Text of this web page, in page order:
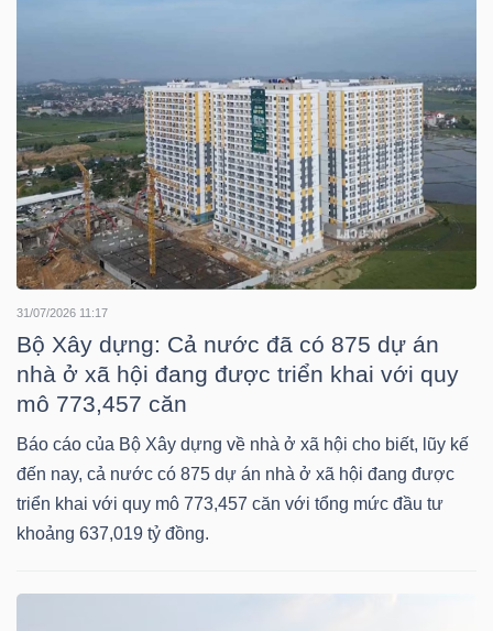
31/07/2026 11:17
Bộ Xây dựng: Cả nước đã có 875 dự án
nhà ở xã hội đang được triển khai với quy
mô 773,457 căn
Báo cáo của Bộ Xây dựng về nhà ở xã hội cho biết, lũy kế
đến nay, cả nước có 875 dự án nhà ở xã hội đang được
triển khai với quy mô 773,457 căn với tổng mức đầu tư
khoảng 637,019 tỷ đồng.
VIETSTOCKFINANCE
VĨ
MÔ
NGÀNH
DOANH
NGHIỆP
CỔ